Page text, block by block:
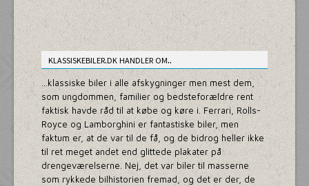
klassiskebiler.dk handler om..
...klassiske biler i alle afskygninger men mest dem,
som ungdommen, familier og bedsteforældre rent
faktisk havde råd til at købe og køre i. Ferrari, Rolls-
Royce og Lamborghini er fantastiske biler, men
faktum er, at de var til de få, og de bidrog heller ikke
til ret meget andet end glittede plakater på
drengeværelserne. Nej, det var biler til masserne
som rykkede bilhistorien fremad, og det er der, de